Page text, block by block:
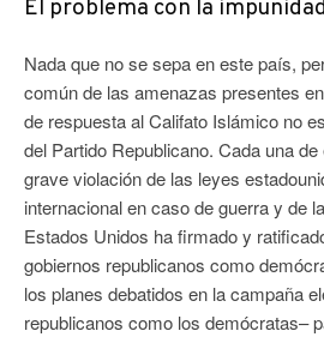
El problema con la impunidad
Nada que no se sepa en este país,
común de las amenazas presentes
de respuesta al Califato Islámico no
del Partido Republicano. Cada una
grave violación de las leyes
internacional en caso de guerra y de
Estados Unidos ha firmado y
gobiernos republicanos como
los planes debatidos en la campaña
republicanos como los demócratas–